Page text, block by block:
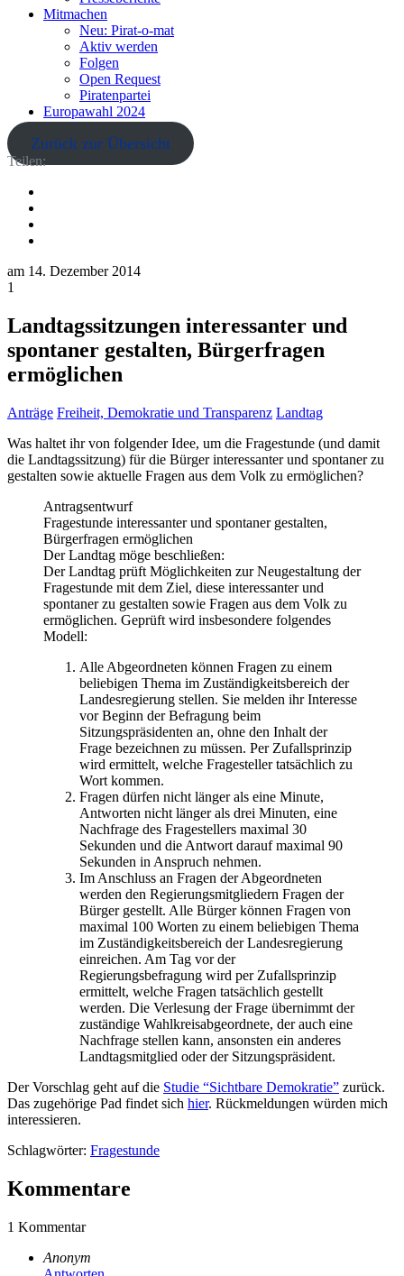
Mitmachen
Neu: Pirat-o-mat
Aktiv werden
Folgen
Open Request
Piratenpartei
Europawahl 2024
Zurück zur Übersicht
Teilen:
am 14. Dezember 2014
1
Landtagssitzungen interessanter und
spontaner gestalten, Bürgerfragen
ermöglichen
Anträge Freiheit, Demokratie und Transparenz Landtag
Was haltet ihr von folgender Idee, um die Fragestunde (und damit
die Landtagssitzung) für die Bürger interessanter und spontaner zu
gestalten sowie aktuelle Fragen aus dem Volk zu ermöglichen?
Antragsentwurf
Fragestunde interessanter und spontaner gestalten,
Bürgerfragen ermöglichen
Der Landtag möge beschließen:
Der Landtag prüft Möglichkeiten zur Neugestaltung der
Fragestunde mit dem Ziel, diese interessanter und
spontaner zu gestalten sowie Fragen aus dem Volk zu
ermöglichen. Geprüft wird insbesondere folgendes
Modell:
Alle Abgeordneten können Fragen zu einem
beliebigen Thema im Zuständigkeitsbereich der
Landesregierung stellen. Sie melden ihr Interesse
vor Beginn der Befragung beim
Sitzungspräsidenten an, ohne den Inhalt der
Frage bezeichnen zu müssen. Per Zufallsprinzip
wird ermittelt, welche Fragesteller tatsächlich zu
Wort kommen.
Fragen dürfen nicht länger als eine Minute,
Antworten nicht länger als drei Minuten, eine
Nachfrage des Fragestellers maximal 30
Sekunden und die Antwort darauf maximal 90
Sekunden in Anspruch nehmen.
Im Anschluss an Fragen der Abgeordneten
werden den Regierungsmitgliedern Fragen der
Bürger gestellt. Alle Bürger können Fragen von
maximal 100 Worten zu einem beliebigen Thema
im Zuständigkeitsbereich der Landesregierung
einreichen. Am Tag vor der
Regierungsbefragung wird per Zufallsprinzip
ermittelt, welche Fragen tatsächlich gestellt
werden. Die Verlesung der Frage übernimmt der
zuständige Wahlkreisabgeordnete, der auch eine
Nachfrage stellen kann, ansonsten ein anderes
Landtagsmitglied oder der Sitzungspräsident.
Der Vorschlag geht auf die Studie “Sichtbare Demokratie” zurück.
Das zugehörige Pad findet sich hier. Rückmeldungen würden mich
interessieren.
Schlagwörter: Fragestunde
Kommentare
1 Kommentar
Anonym